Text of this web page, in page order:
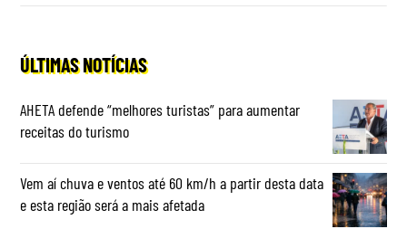
ÚLTIMAS NOTÍCIAS
AHETA defende “melhores turistas” para aumentar
receitas do turismo
Vem aí chuva e ventos até 60 km/h a partir desta data
e esta região será a mais afetada